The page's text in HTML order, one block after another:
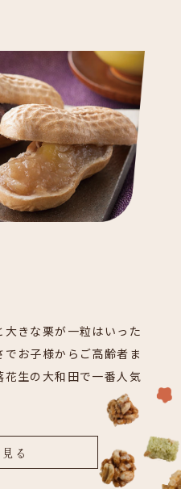
きな栗が一粒はいった
お子様からご高齢者ま
生の大和田で一番人気
る